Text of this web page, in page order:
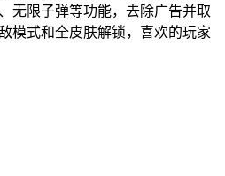
无限子弹等功能，去除广告并取
模式和全皮肤解锁，喜欢的玩家